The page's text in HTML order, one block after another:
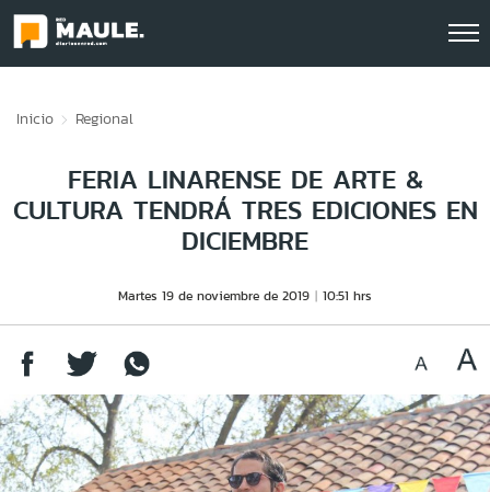
Inicio Regional
FERIA LINARENSE DE ARTE &
CULTURA TENDRÁ TRES EDICIONES EN
DICIEMBRE
Martes 19 de noviembre de 2019 10:51 hrs